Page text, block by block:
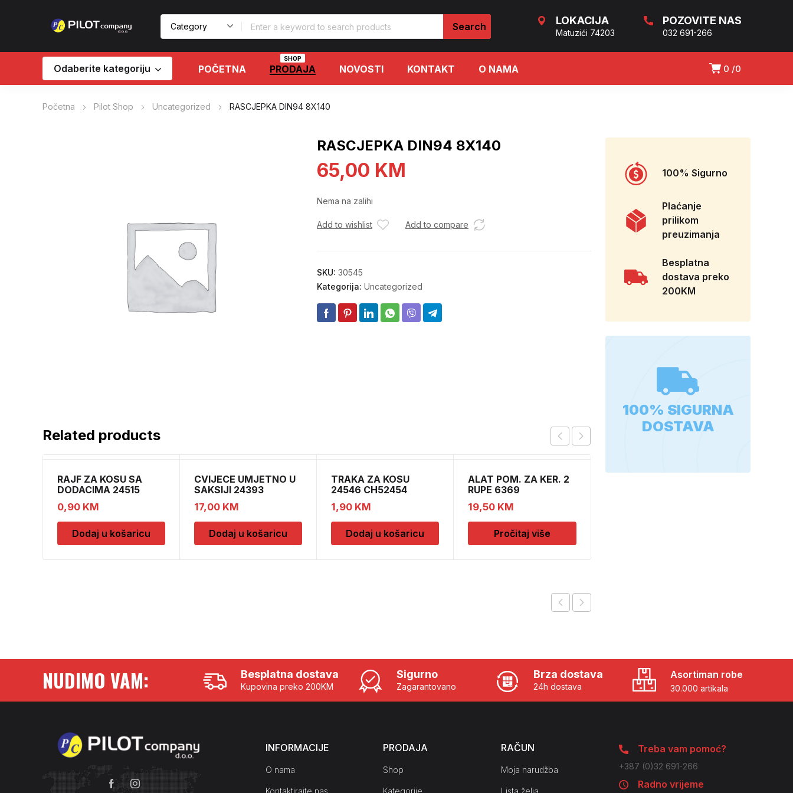
LOKACIJA
Matuzići 74203
POZOVITE NAS
032 691-266
0 0
Odaberite kategoriju POČETNA PRODAJA
SHOP
NOVOSTI KONTAKT O NAMA
Početna Pilot Shop Uncategorized RASCJEPKA DIN94 8X140
RASCJEPKA DIN94 8X140
65,00 KM
Nema na zalihi
Add to wishlist Add to compare
SKU: 30545
Kategorija: Uncategorized
Related products
RAJF ZA KOSU SA
DODACIMA 24515
CH52451
0,90 KM
Dodaj u košaricu
CVIJECE UMJETNO U
SAKSIJI 24393
CH52439
17,00 KM
Dodaj u košaricu
TRAKA ZA KOSU
24546 CH52454
1,90 KM
Dodaj u košaricu
ALAT POM. ZA KER. 2
RUPE 6369
19,50 KM
Pročitaj više
100% Sigurno
Plaćanje
prilikom
preuzimanja
Besplatna
dostava preko
200KM
100% SIGURNA
DOSTAVA
NUDIMO VAM: Besplatna dostava
Kupovina preko 200KM
Sigurno
Zagarantovano
Brza dostava
24h dostava
Asortiman robe
30.000 artikala
INFORMACIJE
O nama
PRODAJA
Shop
RAČUN
Moja narudžba
Treba vam pomoć?
+387 (0)32 691-266
Radno vrijeme